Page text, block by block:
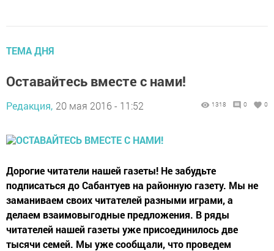
ТЕМА ДНЯ
Оставайтесь вместе с нами!
Редакция, 20 мая 2016 - 11:52 1318 0 0
Дорогие читатели нашей газеты! Не забудьте
подписаться до Сабантуев на районную газету. Мы не
заманиваем своих читателей разными играми, а
делаем взаимовыгодные предложения. В ряды
читателей нашей газеты уже присоединилось две
тысячи семей. Мы уже сообщали, что проведем